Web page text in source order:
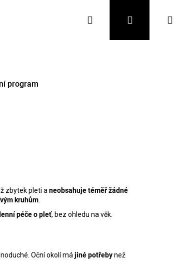
Hledat Přihlášení
program
zbytek pleti a neobsahuje téměř žádné
kruhům
péče o pleť, bez ohledu na věk.
Oční okolí má jiné potřebynež
Následující
50ML